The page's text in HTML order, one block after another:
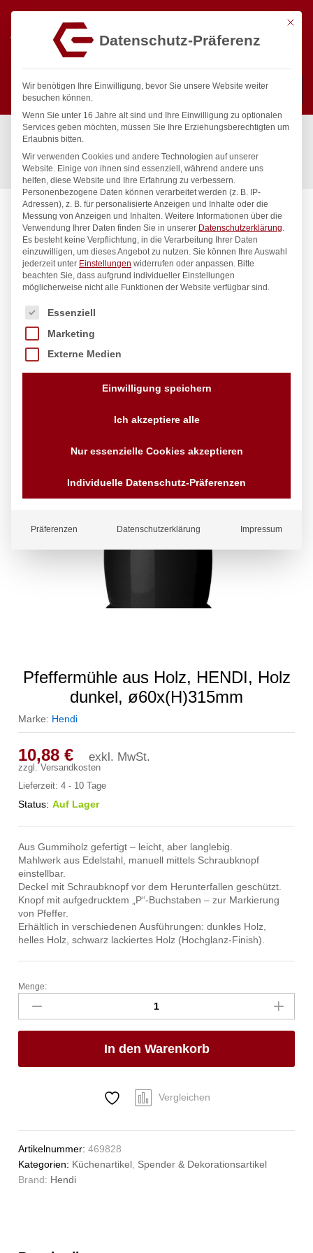
Suchen
Start / Gastronomiebedarf & Gastro Geräte für Profis
Küchenartikel
Spender & Dekorationsartikel
Pfeffermühle aus Holz, HENDI, Holz dunkel, ø60x(H)315mm
Pfeffermühle aus Holz, HENDI, Holz
dunkel, ø60x(H)315mm
Marke: Hendi
10,88€ exkl. MwSt.
zzgl.Versandkosten
Lieferzeit:4 - 10 Tage
Status: Auf Lager
Aus Gummiholz gefertigt – leicht, aber langlebig.
Mahlwerk aus Edelstahl, manuell mittels Schraubknopf
einstellbar.
Deckel mit Schraubknopf vor dem Herunterfallen geschützt.
Knopf mit aufgedrucktem „P“-Buchstaben – zur Markierung
von Pfeffer.
Erhältlich in verschiedenen Ausführungen: dunkles Holz,
helles Holz, schwarz lackiertes Holz (Hochglanz-Finish).
Pfeffermühle
aus
Holz,
HENDI,
dunkel,
Menge:
In den Warenkorb
Vergleichen
Artikelnummer:469828
Kategorien: Küchenartikel Spender & Dekorationsartikel
Brand: Hendi
Mit
Datenschutz-Präferenz
Wir benötigen Ihre Einwilligung, bevor Sie unsere Website weiter
besuchen können.
Wenn Sie unter 16 Jahre alt sind und Ihre Einwilligung zu optionalen
Services geben möchten, müssen Sie Ihre Erziehungsberechtigten um
Erlaubnis bitten.
Wir verwenden Cookies und andere Technologien auf unserer
Website. Einige von ihnen sind essenziell, während andere uns
helfen, diese Website und Ihre Erfahrung zu verbessern.
Personenbezogene Daten können verarbeitet werden (z. B. IP-
Adressen), z. B. für personalisierte Anzeigen und Inhalte oder die
Messung von Anzeigen und Inhalten. Weitere Informationen über die
Verwendung Ihrer Daten finden Sie in unserer Datenschutzerklärung.
Es besteht keine Verpflichtung, in die Verarbeitung Ihrer Daten
einzuwilligen, um dieses Angebot zu nutzen. Sie können Ihre Auswahl
jederzeit unter Einstellungen widerrufen oder anpassen. Bitte
beachten Sie, dass aufgrund individueller Einstellungen
möglicherweise nicht alle Funktionen der Website verfügbar sind.
Es folgt eine Liste der Service-Gruppen, für die eine
Essenziell
Marketing
Externe Medien
Einwilligung speichern
Ich akzeptiere alle
Nur essenzielle Cookies akzeptieren
Individuelle Datenschutz-Präferenzen
Präferenzen Datenschutzerklärung Impressum